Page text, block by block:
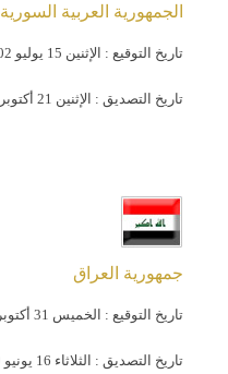
الجمهورية العربية السورية
تاريخ التوقيع : الإثنين 15 يوليو 2002
تاريخ التصديق : الإثنين 21 أكتوبر 2002
جمهورية العراق
تاريخ التوقيع : الخميس 31 أكتوبر 2002
تاريخ التصديق : الثلاثاء 16 يونيو 2009